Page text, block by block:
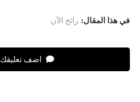
في هذا المقال: رائج الآن
اضف تعليقك